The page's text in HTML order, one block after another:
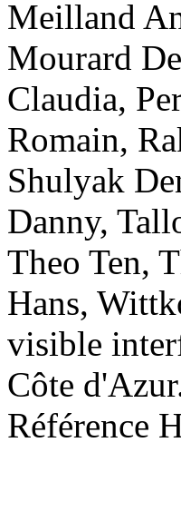
Meilland
Mourard
Claudia,
Romain,
Shulyak
Danny,
Theo Ten,
Hans,
visible
Côte
Référence